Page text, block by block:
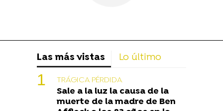
Las más vistas Lo último
TRÁGICA PÉRDIDA
Sale a la luz la causa de la
muerte de la madre de Ben